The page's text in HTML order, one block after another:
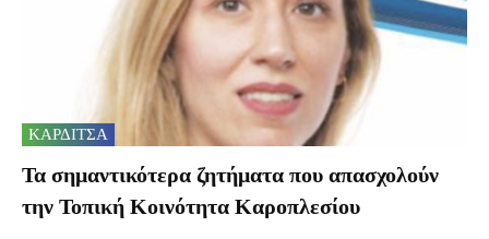
ΚΑΡΔΙΤΣΑ
Τα σημαντικότερα ζητήματα που απασχολούν
την Τοπική Κοινότητα Καροπλεσίου